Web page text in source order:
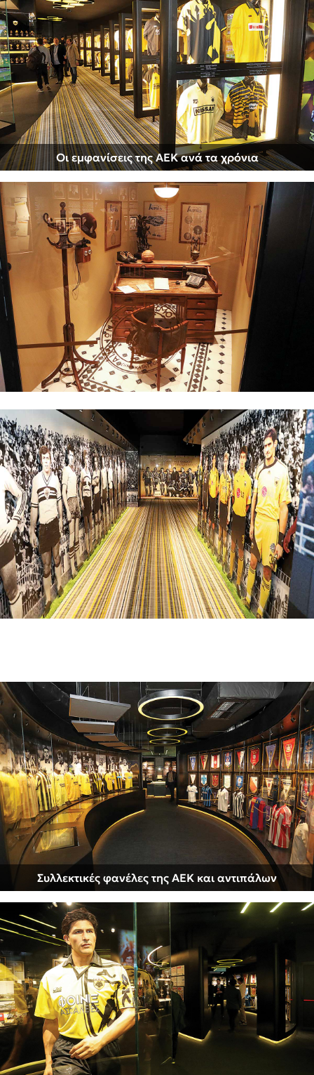
Οι εμφανίσεις της ΑΕΚ ανά τα χρόνια
Συλλεκτικές φανέλες της ΑΕΚ και αντιπάλων